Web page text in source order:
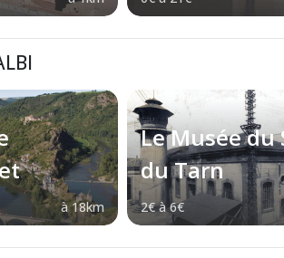
à 18km 2€ à 6€
Le Musée du
du Tarn